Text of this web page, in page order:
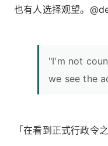
也有人选择观望。
"I'm not
we see the
「在看到正式行政令